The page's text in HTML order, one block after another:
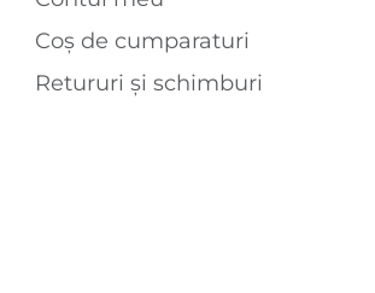
Coș de cumparaturi
Retururi și schimburi